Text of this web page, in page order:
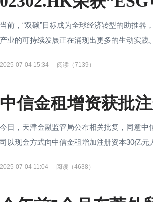
当前，“双碳”目标成为全球经济转型的助推
产业的可持续发展正在涌现出更多的生动实践
2025-07-04 15:34 阅读（7139）
中信金租增资获批
今日，天津金融监管局公布相关批复，同意
司以现金方式向中信金租增加注册资本30亿
2025-07-04 11:04 阅读（4638）